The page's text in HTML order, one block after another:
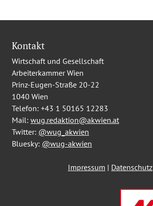
Kontakt
Wirtschaft und Gesellschaft
Arbeiterkammer Wien
Prinz-Eugen-Straße 20-22
1040 Wien
Telefon: +43 1 50165 12283
Mail: wug.redaktion@akwien.at
Twitter: @wug_akwien
Bluesky: @wug-akwien
Impressum | Datenschutz